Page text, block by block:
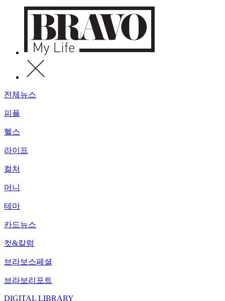
전체뉴스
피플
헬스
라이프
컬처
머니
테마
카드뉴스
컷&칼럼
브라보스페셜
브라보리포트
DIGITAL LIBRARY